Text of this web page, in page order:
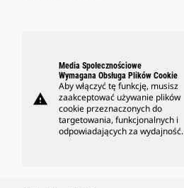
warning
Media Społecznościowe
Wymagana Obsługa Plików Cookie
Aby włączyć tę funkcję, musisz
zaakceptować używanie plików
cookie przeznaczonych do
targetowania, funkcjonalnych i
odpowiadających za wydajność.